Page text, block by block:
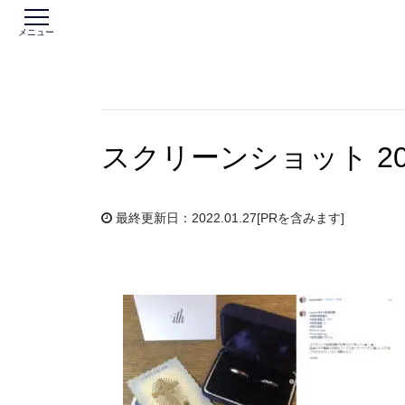
メニュー
スクリーンショット
最終更新日：2022.01.27[PRを含みます]